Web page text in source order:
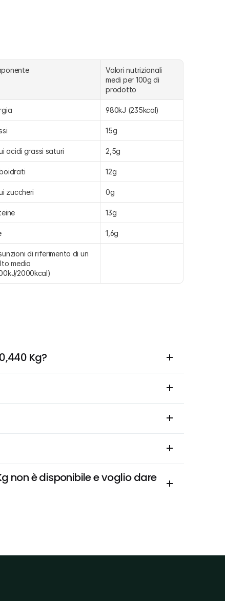
Valori nutrizionali
medi per 100g di
prodotto
980kJ (235kcal)
15g
acidi grassi saturi 2,5g
12g
zuccheri 0g
13g
1,6g
di riferimento di un
medio
2000kcal)
Kg?
non è disponibile e voglio dare